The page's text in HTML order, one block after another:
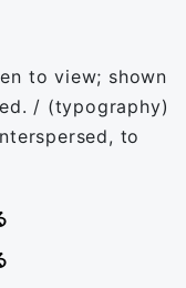
to view; shown
/ (typography)
to